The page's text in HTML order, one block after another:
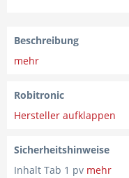
Beschreibung
mehr
Robitronic
Hersteller aufklappen
Sicherheitshinweise
Inhalt Tab 1 pv mehr